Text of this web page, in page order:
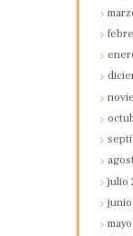
julio